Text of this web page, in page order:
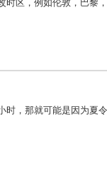
区，例如伦敦，巴黎
，那就可能是因为夏